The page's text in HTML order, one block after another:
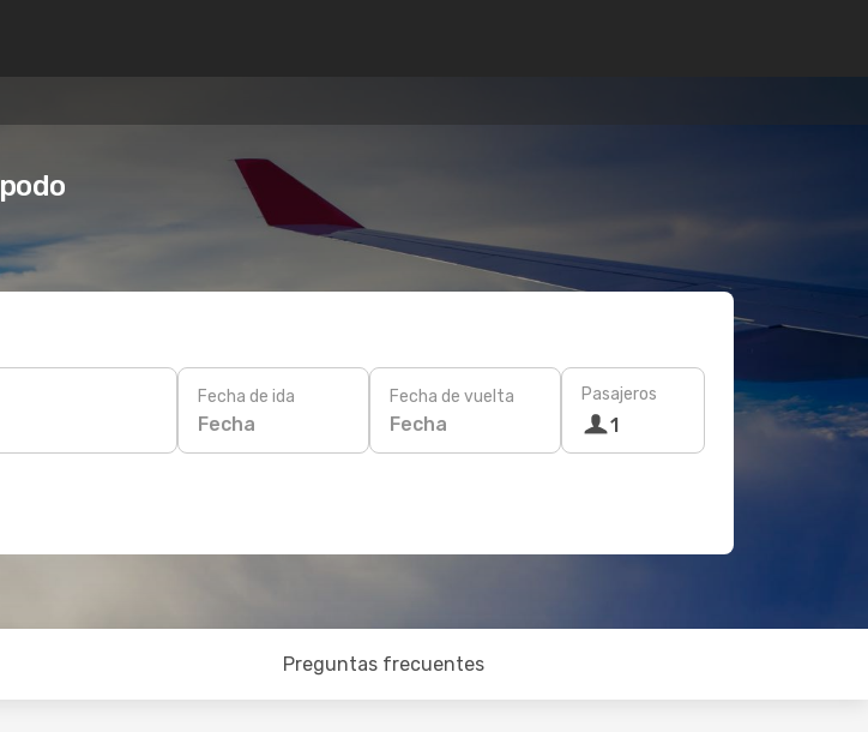
Fecha de ida
Fecha
Fecha de vuelta
Fecha
Pasajeros
1
Preguntas frecuentes